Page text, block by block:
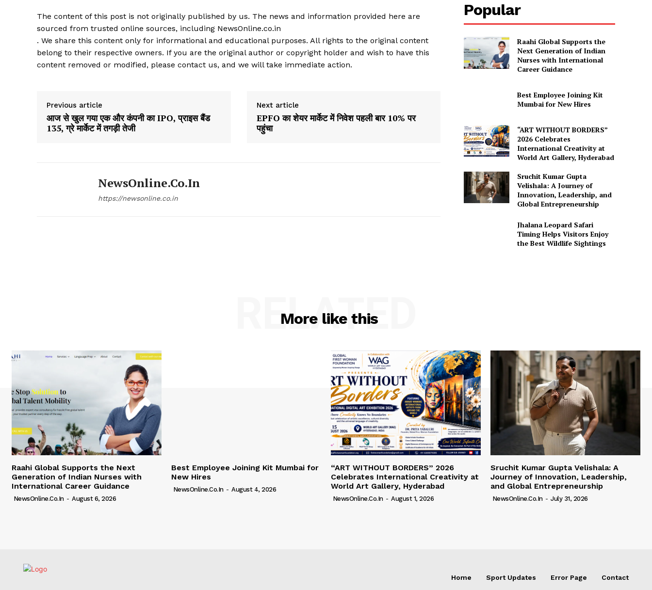
The content of this post is not originally published by us. The news and information provided here are
sourced from trusted online sources, including NewsOnline.co.in
. We share this content only for informational and educational purposes. All rights to the original content
belong to their respective owners. If you are the original author or copyright holder and wish to have this
content removed or modified, please contact us, and we will take immediate action.
Previous article
आज से खुल गया एक और कंपनी का IPO, प्राइस बैंड
₹135, ग्रे मार्केट में तगड़ी तेजी
Next article
EPFO का शेयर मार्केट में निवेश पहली बार 10% पर
पहुंचा
NewsOnline.co.in
https://newsonline.co.in
Popular
Raahi Global Supports the
Next Generation of Indian
Nurses with International
Career Guidance
Best Employee Joining Kit
Mumbai for New Hires
“ART WITHOUT BORDERS”
2026 Celebrates
International Creativity at
World Art Gallery, Hyderabad
Sruchit Kumar Gupta
Velishala: A Journey of
Innovation, Leadership, and
Global Entrepreneurship
Jhalana Leopard Safari
Timing Helps Visitors Enjoy
the Best Wildlife Sightings
More like this
RELATED
Raahi Global Supports the Next
Generation of Indian Nurses with
International Career Guidance
NewsOnline.co.in - August 6, 2026
Best Employee Joining Kit Mumbai for
New Hires
NewsOnline.co.in - August 4, 2026
“ART WITHOUT BORDERS” 2026
Celebrates International Creativity at
World Art Gallery, Hyderabad
NewsOnline.co.in - August 1, 2026
Sruchit Kumar Gupta Velishala: A
Journey of Innovation, Leadership,
and Global Entrepreneurship
NewsOnline.co.in - July 31, 2026
Home Sport Updates Error Page Contact